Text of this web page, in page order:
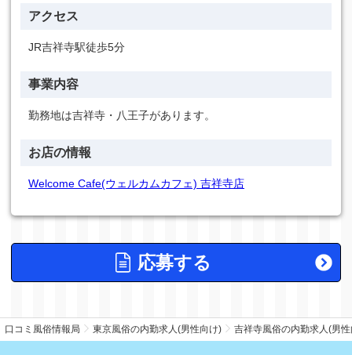
アクセス
JR吉祥寺駅徒歩5分
事業内容
勤務地は吉祥寺・八王子があります。
お店の情報
Welcome Cafe(ウェルカムカフェ) 吉祥寺店
応募する
口コミ風俗情報局 東京風俗の内勤求人(男性向け) 吉祥寺風俗の内勤求人(男